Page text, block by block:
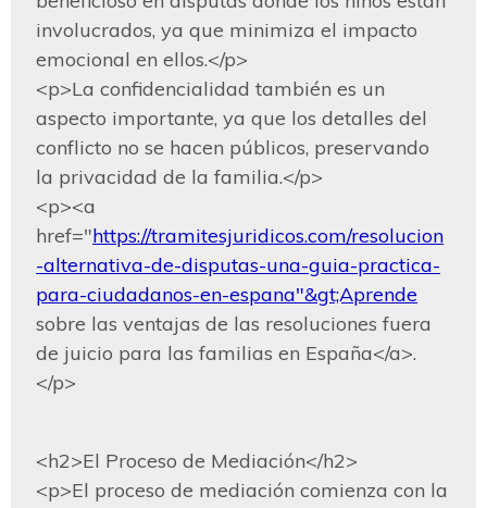
involucrados, ya que minimiza el impacto
emocional en ellos.</p>
<p>La confidencialidad también es un
aspecto importante, ya que los detalles del
conflicto no se hacen públicos, preservando
la privacidad de la familia.</p>
<p><a
href="https://tramitesjuridicos.com/resolucion
-alternativa-de-disputas-una-guia-practica-
para-ciudadanos-en-espana"&gt;Aprende
sobre las ventajas de las resoluciones fuera
de juicio para las familias en España</a>.
</p>
<h2>El Proceso de Mediación</h2>
<p>El proceso de mediación comienza con la